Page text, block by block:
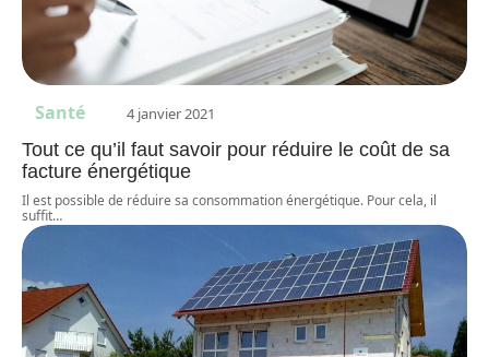
Santé 4 janvier 2021
Tout ce qu’il faut savoir pour réduire le coût de sa
facture énergétique
Il est possible de réduire sa consommation énergétique. Pour cela, il
suffit…